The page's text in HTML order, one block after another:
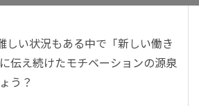
い状況もある中で「新しい働き
伝え続けたモチベーションの源泉
う？